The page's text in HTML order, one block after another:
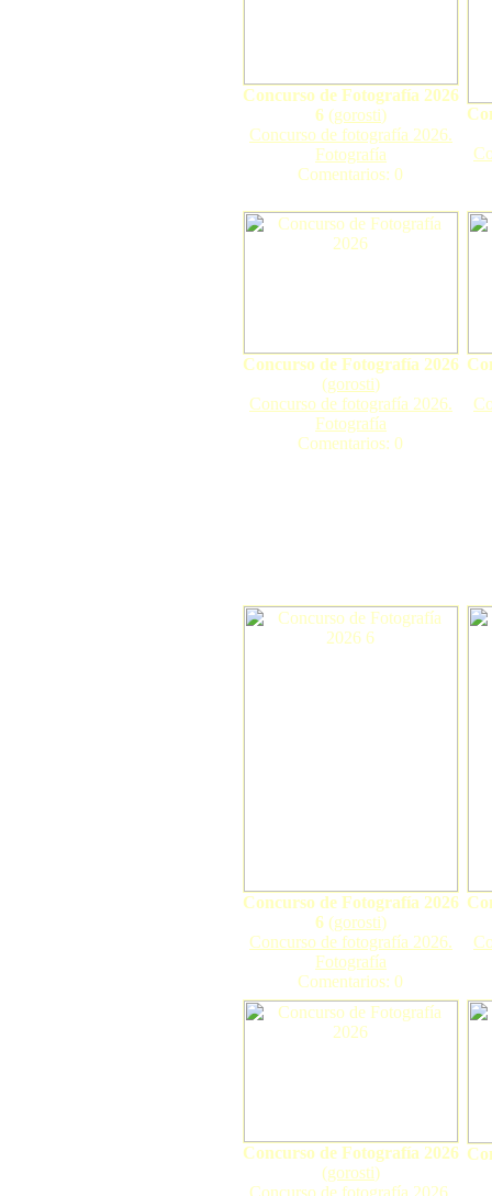
Concurso de Fotografía 2026
6 (gorosti)
Concurso de fotografía 2026.
Fotografía
Comentarios: 0
Concurso de Fotografía 2026
(gorosti)
Concurso de fotografía 2026.
Fotografía
Comentarios: 0
Concurso de Fotografía 2026
6 (gorosti)
Concurso de fotografía 2026.
Fotografía
Comentarios: 0
Concurso de Fotografía 2026
(gorosti)
Concurso de fotografía 2026.